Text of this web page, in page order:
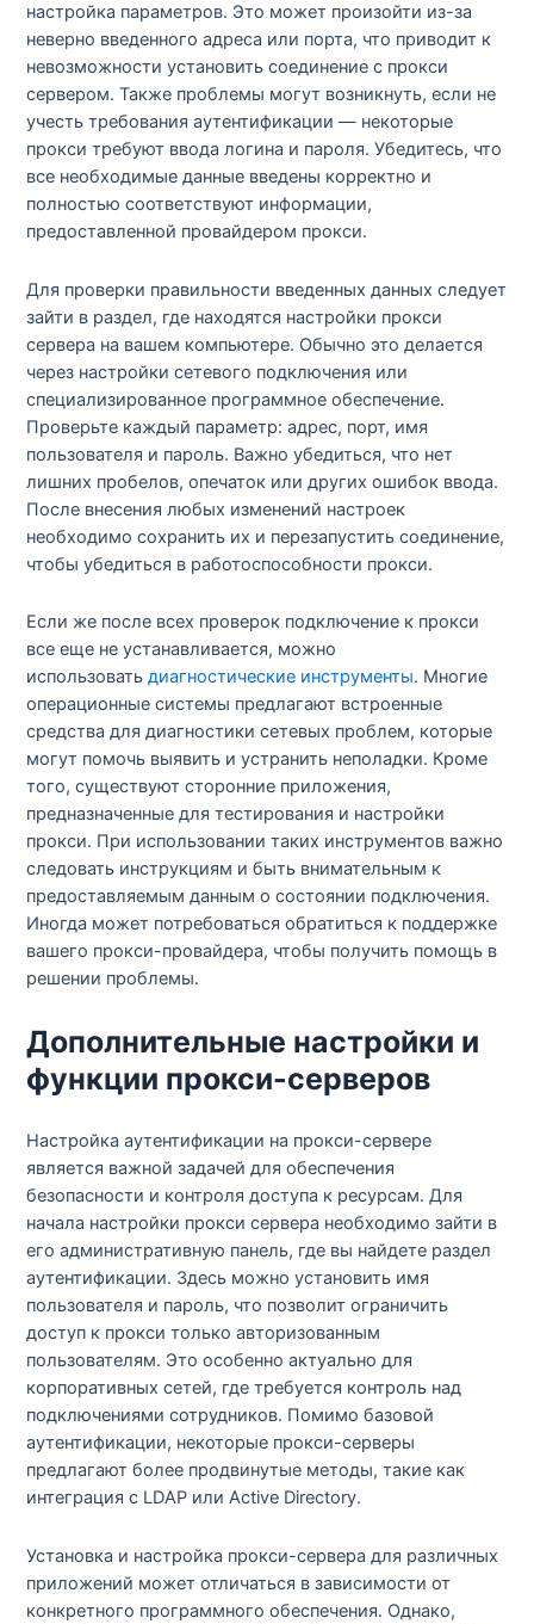
настройка параметров. Это может произойти из-за
неверно введенного адреса или порта, что приводит к
невозможности установить соединение с прокси
сервером. Также проблемы могут возникнуть, если не
учесть требования аутентификации — некоторые
прокси требуют ввода логина и пароля. Убедитесь, что
все необходимые данные введены корректно и
полностью соответствуют информации,
предоставленной провайдером прокси.
Для проверки правильности введенных данных следует
зайти в раздел, где находятся настройки прокси
сервера на вашем компьютере. Обычно это делается
через настройки сетевого подключения или
специализированное программное обеспечение.
Проверьте каждый параметр: адрес, порт, имя
пользователя и пароль. Важно убедиться, что нет
лишних пробелов, опечаток или других ошибок ввода.
После внесения любых изменений настроек
необходимо сохранить их и перезапустить соединение,
чтобы убедиться в работоспособности прокси.
Если же после всех проверок подключение к прокси
все еще не устанавливается, можно
использоватьдиагностические инструменты. Многие
операционные системы предлагают встроенные
средства для диагностики сетевых проблем, которые
могут помочь выявить и устранить неполадки. Кроме
того, существуют сторонние приложения,
предназначенные для тестирования и настройки
прокси. При использовании таких инструментов важно
следовать инструкциям и быть внимательным к
предоставляемым данным о состоянии подключения.
Иногда может потребоваться обратиться к поддержке
вашего прокси-провайдера, чтобы получить помощь в
решении проблемы.
Дополнительные настройки и
функции прокси-серверов
Настройка аутентификации на прокси-сервере
является важной задачей для обеспечения
безопасности и контроля доступа к ресурсам. Для
начала настройки прокси сервера необходимо зайти в
его административную панель, где вы найдете раздел
аутентификации. Здесь можно установить имя
пользователя и пароль, что позволит ограничить
доступ к прокси только авторизованным
пользователям. Это особенно актуально для
корпоративных сетей, где требуется контроль над
подключениями сотрудников. Помимо базовой
аутентификации, некоторые прокси-серверы
предлагают более продвинутые методы, такие как
интеграция с LDAP или Active Directory.
Установка и настройка прокси-сервера для различных
приложений может отличаться в зависимости от
конкретного программного обеспечения. Однако,